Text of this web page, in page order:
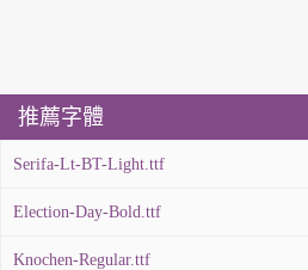
推薦字體
Serifa-Lt-BT-Light.ttf
Election-Day-Bold.ttf
Knochen-Regular.ttf